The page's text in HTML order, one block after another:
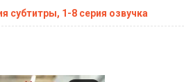
субтитры, 1-8 серия озвучка